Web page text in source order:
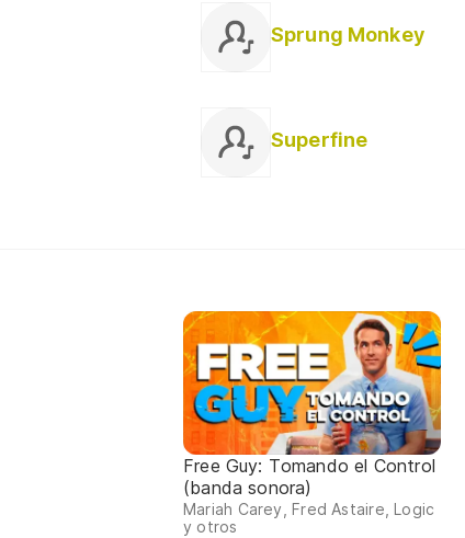
Sprung Monkey
Superfine
Free Guy: Tomando el Control
(banda sonora)
Mariah Carey, Fred Astaire, Logic
y otros